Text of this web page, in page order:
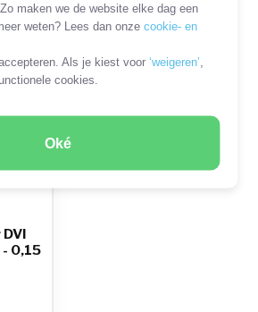
maken we de website elke dag een
weten? Lees dan onzecookie- en
Als je kiest voor‘weigeren’
cookies.
Oké
SORTEER OP
0,15